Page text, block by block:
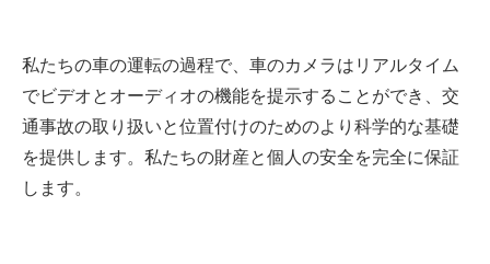
私たちの車の運転の過程で、車のカメラはリアルタイム
でビデオとオーディオの機能を提示することができ、交
通事故の取り扱いと位置付けのためのより科学的な基礎
を提供します。私たちの財産と個人の安全を完全に保証
します。